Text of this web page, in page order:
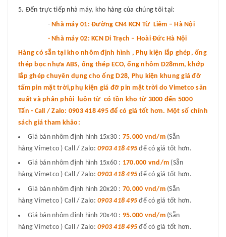
Đến trực tiếp nhà máy, kho hàng của chúng tôi tại:
- Nhà máy 01: Đường CN4 KCN Từ Liêm – Hà Nội
- Nhà máy 02: KCN Di Trạch – Hoài Đức Hà Nội
Hàng có sẵn tại kho nhôm định hình , Phụ kiện lắp ghép, ống
thép bọc nhựa ABS, ống thép ECO, ống nhôm D28mm, khớp
lắp ghép chuyên dụng cho ống D28, Phụ kiện khung giá đỡ
tấm pin mặt trời,phụ kiện giá đỡ pin mặt trời do Vimetco sản
xuất và phân phôi luôn từ có tồn kho từ 3000 đến 5000
Tấn - Call / Zalo: 0903 418 495 để có giá tốt hơn. Một số chính
sách giá tham khảo:
Giá bán nhôm định hình 15x30 : 75.000 vnd/m (Sẵn
hàng Vimetco ) Call / Zalo: 0903 418 495 để có giá tốt hơn.
Giá bán nhôm định hình 15x60 : 170.000 vnd/m (Sẵn
hàng Vimetco ) Call / Zalo: 0903 418 495 để có giá tốt hơn.
Giá bán nhôm định hình 20x20 : 70.000 vnd/m (Sẵn
hàng Vimetco ) Call / Zalo: 0903 418 495 để có giá tốt hơn.
Giá bán nhôm định hình 20x40 : 95.000 vnd/m (Sẵn
hàng Vimetco ) Call / Zalo: 0903 418 495 để có giá tốt hơn.